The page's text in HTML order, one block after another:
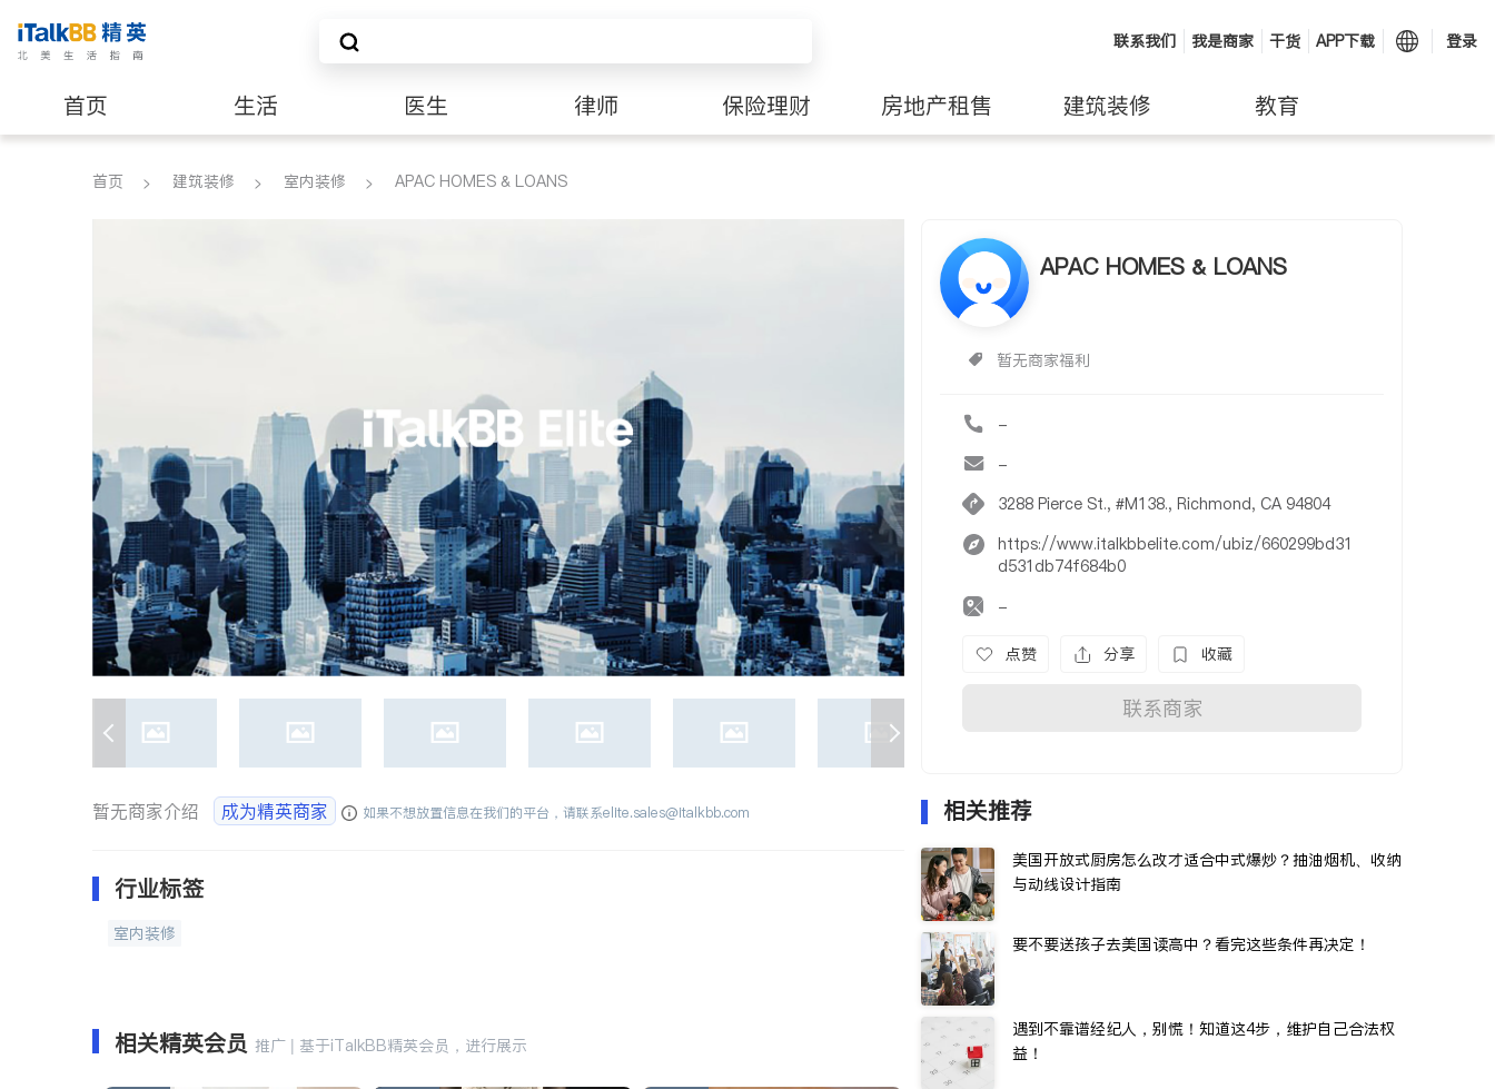
联系我们 我是商家 干货 APP下载 登录
首页 生活 医生 律师 保险理财 房地产租售 建筑装修 教育
养老 非盈利组织
首页 建筑装修 室内装修 APAC HOMES & LOANS
APAC HOMES & LOANS
暂无商家福利
-
-
3288 Pierce St., #M138., Richmond, CA 94804
https://www.italkbbelite.com/ubiz/660299bd31
d531db74f684b0
-
点赞 分享 收藏
联系商家
暂无商家介绍 成为精英商家 如果不想放置信息在我们的平台，请联系elite.sales@italkbb.com
行业标签
室内装修
相关精英会员 推广 | 基于iTalkBB精英会员，进行展示
相关推荐
美国开放式厨房怎么改才适合中式爆炒？抽油烟机、收纳
与动线设计指南
要不要送孩子去美国读高中？看完这些条件再决定！
遇到不靠谱经纪人，别慌！知道这4步，维护自己合法权
益！